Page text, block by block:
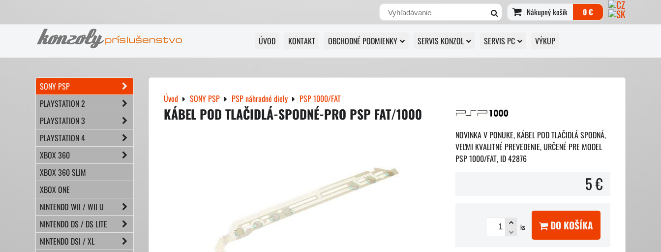
Nákupný košík 0 €
ÚVOD KONTAKT OBCHODNÉ PODMIENKY SERVIS KONZOL SERVIS PC VÝKUP
Úvod SONY PSP PSP náhradné diely PSP 1000/FAT
KÁBEL POD TLAČIDLÁ-SPODNÉ-PRO PSP FAT/1000
NOVINKA V PONUKE, KÁBEL POD TLAČIDLÁ SPODNÁ,
VEĽMI KVALITNÉ PREVEDENIE, URČENÉ PRE MODEL
PSP 1000/FAT, ID 42876
5 €
ks DO KOŠÍKA
SONY PSP
PLAYSTATION 2
PLAYSTATION 3
PLAYSTATION 4
XBOX 360
XBOX 360 SLIM
XBOX ONE
NINTENDO WII / WII U
NINTENDO DS / DS LITE
NINTENDO DSI / XL